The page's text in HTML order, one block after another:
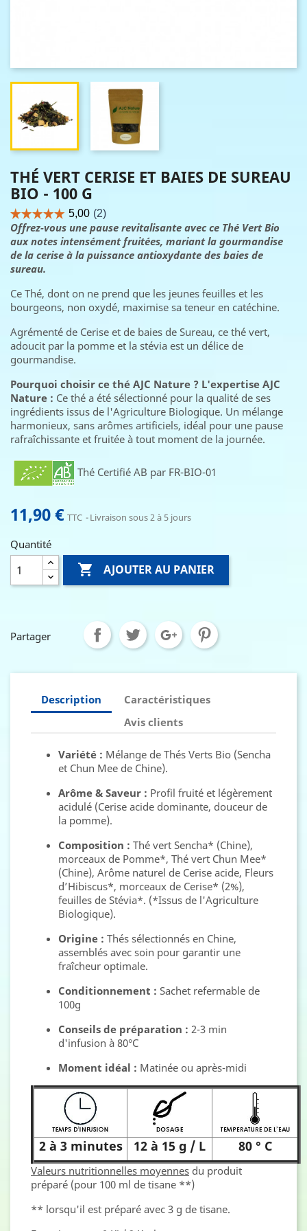
THÉ VERT CERISE ET BAIES DE SUREAU
BIO - 100 G
Offrez-vous une pause revitalisante avec ce Thé Vert Bio
aux notes intensément fruitées, mariant la gourmandise
de la cerise à la puissance antioxydante des baies de
sureau.
Ce Thé, dont on ne prend que les jeunes feuilles et les
bourgeons, non oxydé, maximise sa teneur en catéchine.
Agrémenté de Cerise et de baies de Sureau, ce thé vert,
adoucit par la pomme et la stévia est un délice de
gourmandise.
Pourquoi choisir ce thé AJC Nature ? L'expertise AJC
Nature : Ce thé a été sélectionné pour la qualité de ses
ingrédients issus de l'Agriculture Biologique. Un mélange
harmonieux, sans arômes artificiels, idéal pour une pause
rafraîchissante et fruitée à tout moment de la journée.
Thé Certifié AB par FR-BIO-01
11,90 € TTC Livraison sous 2 à 5 jours
Quantité
 AJOUTER AU PANIER
Partager
Description
Caractéristiques
Avis clients
Variété : Mélange de Thés Verts Bio (Sencha
et Chun Mee de Chine).
Arôme & Saveur : Profil fruité et légèrement
acidulé (Cerise acide dominante, douceur de
la pomme).
Composition : Thé vert Sencha* (Chine),
morceaux de Pomme*, Thé vert Chun Mee*
(Chine), Arôme naturel de Cerise acide, Fleurs
d’Hibiscus*, morceaux de Cerise* (2%),
feuilles de Stévia*. (*Issus de l'Agriculture
Biologique).
Origine : Thés sélectionnés en Chine,
assemblés avec soin pour garantir une
fraîcheur optimale.
Conditionnement : Sachet refermable de
100g
Conseils de préparation : 2-3 min
d'infusion à 80°C
Moment idéal : Matinée ou après-midi
2 à 3 minutes 12 à 15 g / L 80 ° C
Valeurs nutritionnelles moyennes du produit
préparé (pour 100 ml de tisane **)
** lorsqu'il est préparé avec 3 g de tisane.